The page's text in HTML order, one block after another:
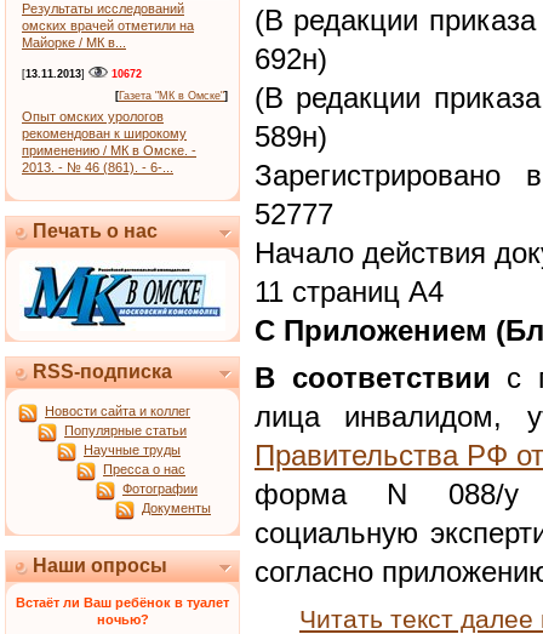
Результаты исследований
омских врачей отметили на
Майорке / МК в...
[13.11.2013]
10672
[Газета "МК в Омске"]
Опыт омских урологов
рекомендован к широкому
применению / МК в Омске. -
2013. - № 46 (861). - 6-...
Печать о нас
RSS-подписка
Новости сайта и коллег
Популярные статьи
Научные труды
Пресса о нас
Фотографии
Документы
Наши опросы
Встаёт ли Ваш ребёнок в туалет
ночью?
(В редакции
692н)
(В редакции
589н)
52777
Начало действия
11 страниц А4
С Приложением
В соответствии с
лица инвалидом,
Правительства РФ
форма N 088/у
социальную
согласно
Читать текст